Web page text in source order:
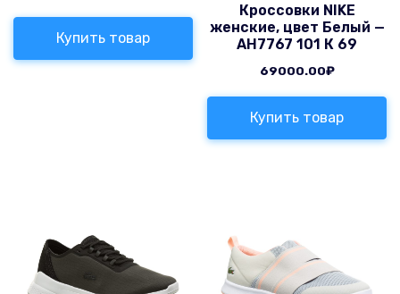
Купить товар
Кроссовки NIKE
женские, цвет Белый —
AH7767 101 К 69
69000.00₽
Купить товар